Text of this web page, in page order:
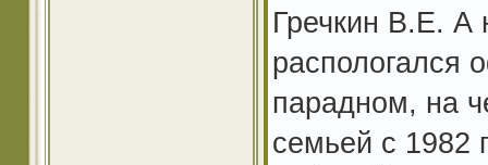
Гречкин В.Е. А
распологался
парадном, на
семьей с 1982